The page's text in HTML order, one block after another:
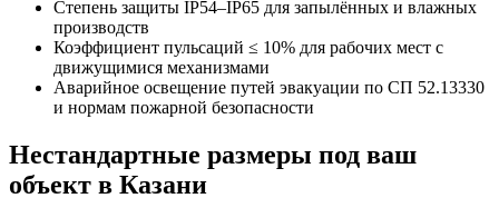
Степень защиты IP54–IP65 для запылённых и влажных
производств
Коэффициент пульсаций ≤ 10% для рабочих мест с
движущимися механизмами
Аварийное освещение путей эвакуации по СП 52.13330
и нормам пожарной безопасности
Нестандартные размеры под ваш
объект в Казани